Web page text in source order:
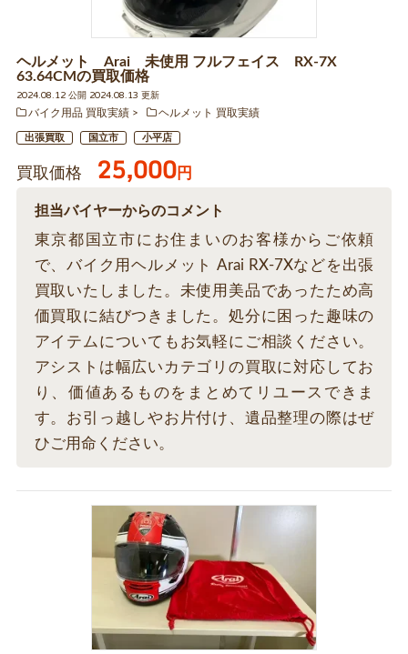
ヘルメット Arai 未使用 フルフェイス RX-7X
63.64CMの買取価格
2024.08.12 公開 2024.08.13 更新
バイク用品 買取実績
ヘルメット 買取実績
出張買取 国立市 小平店
買取価格 25,000円
担当バイヤーからのコメント
東京都国立市にお住まいのお客様からご依頼
で、バイク用ヘルメット Arai RX-7Xなどを出張
買取いたしました。未使用美品であったため高
価買取に結びつきました。処分に困った趣味の
アイテムについてもお気軽にご相談ください。
アシストは幅広いカテゴリの買取に対応してお
り、価値あるものをまとめてリユースできま
す。お引っ越しやお片付け、遺品整理の際はぜ
ひご用命ください。